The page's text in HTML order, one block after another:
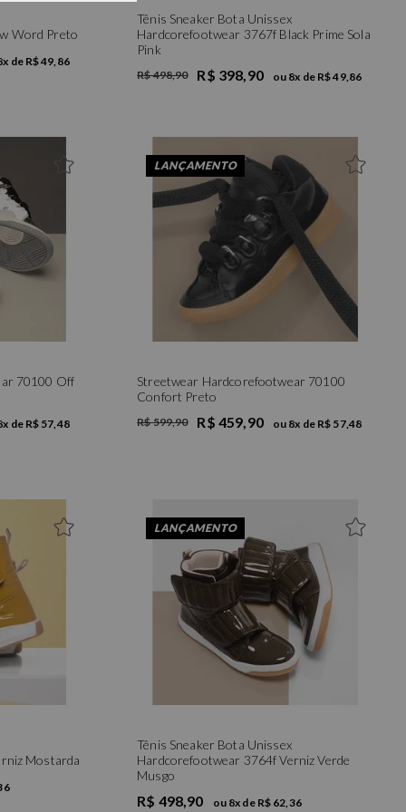
Word Preto
x de R$ 49,86
Tênis Sneaker Bota Unissex
Hardcorefootwear 3767f Black Prime Sola
Pink
R$ 498,90 R$ 398,90 ou 8x de R$ 49,86
70100 Off
x de R$ 57,48
LANÇAMENTO
Streetwear Hardcorefootwear 70100
Confort Preto
R$ 599,90 R$ 459,90 ou 8x de R$ 57,48
Mostarda
LANÇAMENTO
Tênis Sneaker Bota Unissex
Hardcorefootwear 3764f Verniz Verde
Musgo
R$ 498,90 ou 8x de R$ 62,36